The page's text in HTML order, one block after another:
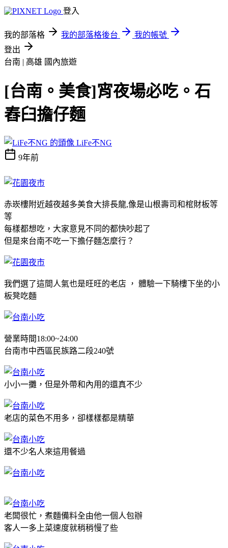
登入
我的部落格 我的部落格後台
我的帳號
登出
台南 | 高雄 國內旅遊
[台南。美食]宵夜場必吃。石
舂臼擔仔麵
LiFe不NG
9年前
赤崁樓附近越夜越多美食大排長龍,像是山根壽司和棺財板等
等
每樣都想吃，大家意見不同的都快吵起了
但是來台南不吃一下擔仔麵怎麼行？
我們選了這間人氣也是旺旺的老店 ， 體驗一下騎樓下坐的小
板凳吃麵
營業時間18:00~24:00
台南市中西區民族路二段240號
小小一攤，但是外帶和內用的還真不少
老店的菜色不用多，卻樣樣都是精華
還不少名人來這用餐過
老闆很忙，煮麵備料全由他一個人包辦
客人一多上菜速度就稍稍慢了些